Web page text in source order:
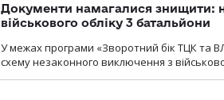
Документи намагалися знищити:
військового обліку 3 батальйони
У межах програми «Зворотний бік ТЦК та
схему незаконного виключення з